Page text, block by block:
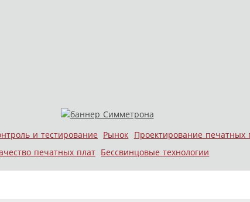
и тестирование Рынок Проектирование печатных
печатных плат Бессвинцовые технологии